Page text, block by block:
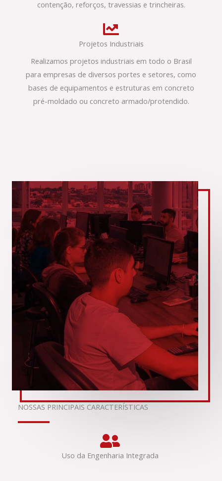
contenção, reforços, travessias e trincheiras.
Projetos Industriais
Realizamos projetos industriais em todo o Brasil
para empresas de diversos portes e setores, como
bases de equipamentos e estruturas em concreto
pré-moldado ou concreto armado/protendido.
NOSSAS PRINCIPAIS CARACTERÍSTICAS
Uso da Engenharia Integrada